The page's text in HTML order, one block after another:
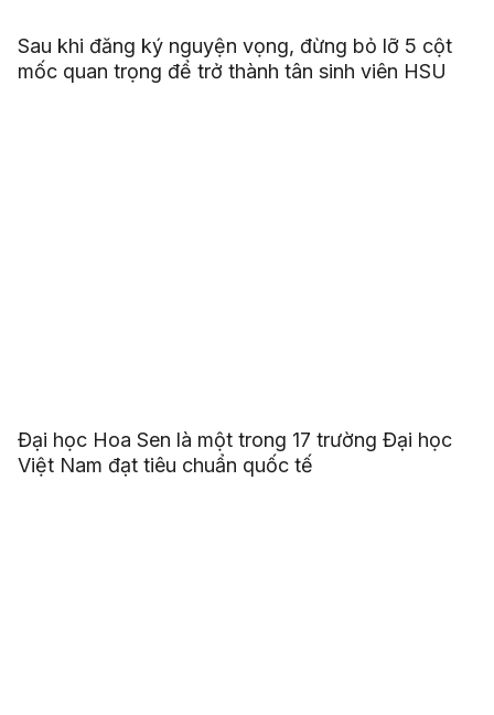
Sau khi đăng ký nguyện vọng, đừng bỏ lỡ 5 cột
mốc quan trọng để trở thành tân sinh viên HSU
Đại học Hoa Sen là một trong 17 trường Đại học
Việt Nam đạt tiêu chuẩn quốc tế